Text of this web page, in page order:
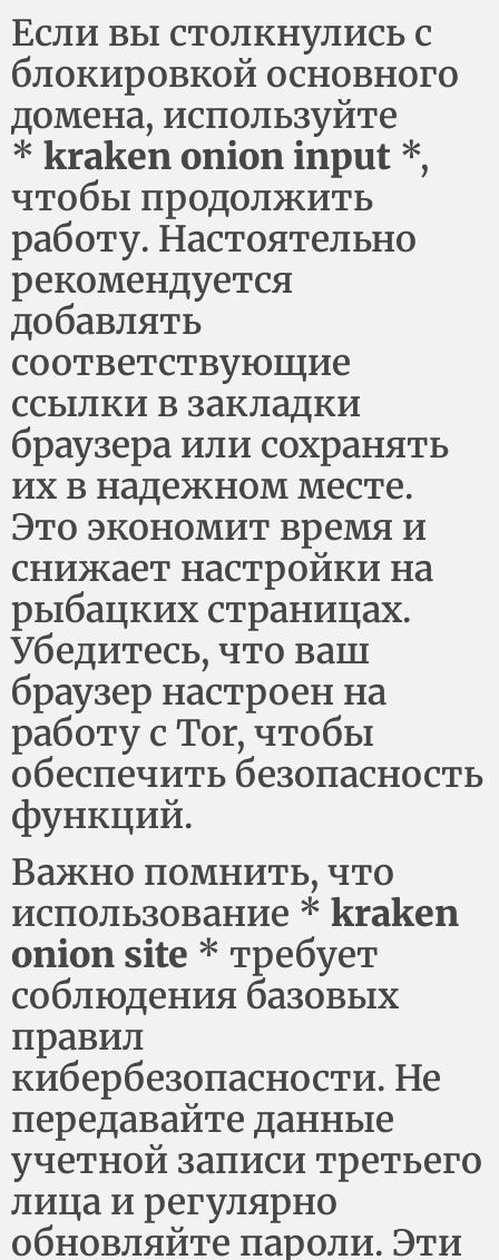
Если вы столкнулись с
блокировкой основного
домена, используйте
* kraken onion input *,
чтобы продолжить
работу. Настоятельно
рекомендуется
добавлять
соответствующие
ссылки в закладки
браузера или сохранять
их в надежном месте.
Это экономит время и
снижает настройки на
рыбацких страницах.
Убедитесь, что ваш
браузер настроен на
работу с Tor, чтобы
обеспечить безопасность
функций.
Важно помнить, что
использование * kraken
onion site * требует
соблюдения базовых
правил
кибербезопасности. Не
передавайте данные
учетной записи третьего
лица и регулярно
обновляйте пароли. Эти